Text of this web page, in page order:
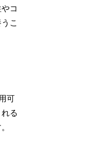
コ
こ
可
る